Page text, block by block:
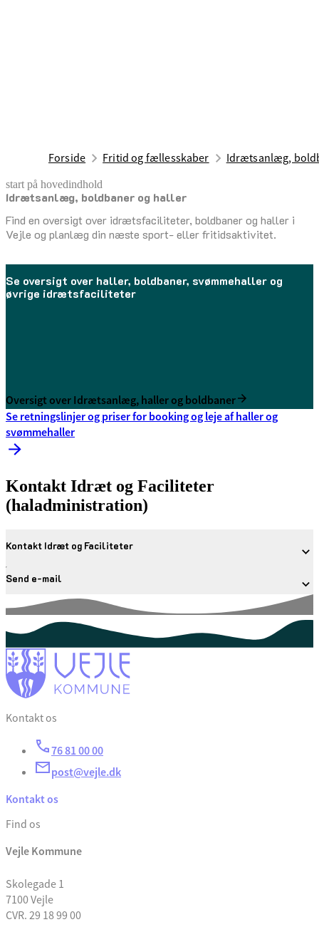
Forside Fritid og fællesskaber Idrætsanlæg,
start på hovedindhold
Idrætsanlæg, boldbaner og haller
Find en oversigt over idrætsfaciliteter, boldbaner og haller i
Vejle og planlæg din næste sport- eller fritidsaktivitet.
senest opdateret 13. november 2025
Se oversigt over haller, boldbaner, svømmehaller og
øvrige idrætsfaciliteter
Oversigt over Idrætsanlæg, haller og boldbaner
Se retningslinjer og priser for booking og leje af haller og
svømmehaller
Kontakt Idræt og Faciliteter
(haladministration)
Kontakt Idræt og Faciliteter
Send e-mail
Kontakt os
76 81 00 00
post@vejle.dk
Kontakt os
Find os
Vejle Kommune
Skolegade 1
7100 Vejle
CVR. 29 18 99 00